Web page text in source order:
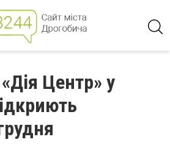
Центр» у